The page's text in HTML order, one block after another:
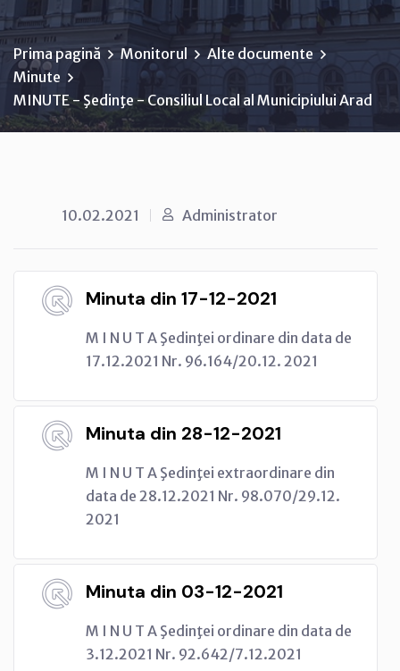
Prima pagină Monitorul
Alte documente
Minute
MINUTE - Şedinţe - Consiliul Local al Municipiului Arad
10.02.2021 Administrator
Minuta din 17-12-2021
M I N U T A Şedinţei ordinare din data de
17.12.2021 Nr. 96.164/20.12. 2021
Minuta din 28-12-2021
M I N U T A Şedinţei extraordinare din
data de 28.12.2021 Nr. 98.070/29.12.
2021
Minuta din 03-12-2021
M I N U T A Şedinţei ordinare din data de
3.12.2021 Nr. 92.642/7.12.2021